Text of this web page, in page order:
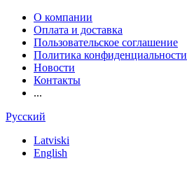
О компании
Оплата и доставка
Пользовательское соглашение
Политика конфиденциальности
Новости
Контакты
...
Русский
Latviski
English